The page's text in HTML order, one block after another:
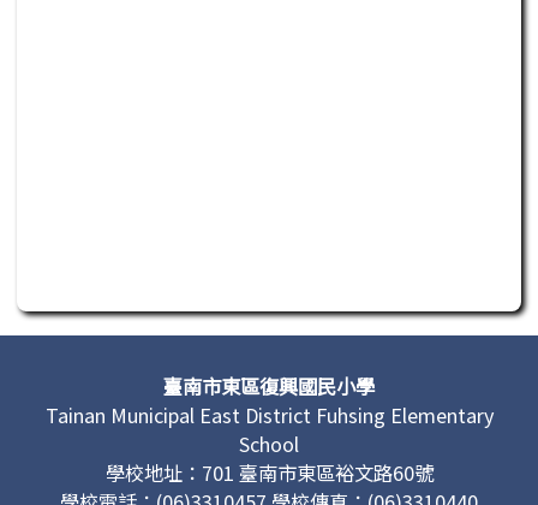
此為活動行程日曆，若無法正常讀取或操作，請聯繫管理單
頁尾區域內容臺南市東區復興國民小學
Tainan Municipal East District Fuhsing Elementary
School
學校地址：701 臺南市東區裕文路60號